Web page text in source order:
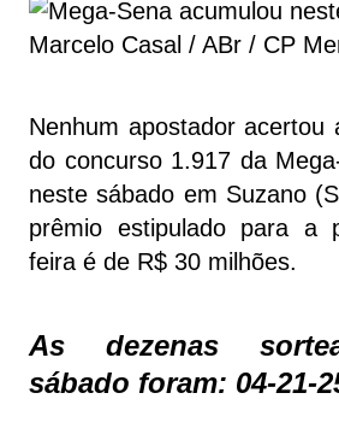
Nenhum apostador acertou
do concurso 1.917 da
neste sábado em Suzano
prêmio estipulado para a
feira é de R$ 30 milhões.
As dezenas
sábado foram: 04-21-